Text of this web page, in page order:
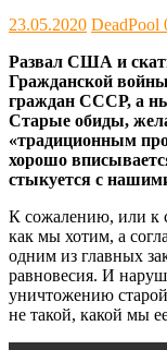
23.05.2020 DeadPool
Развал США и
Гражданской
граждан СССР, а
Старые обиды,
«традиционным
хорошо
стыкуется с
К сожалению, или к
как мы хотим, а
одним из главных
равновесия. И
уничтожению старой
не такой, какой мы